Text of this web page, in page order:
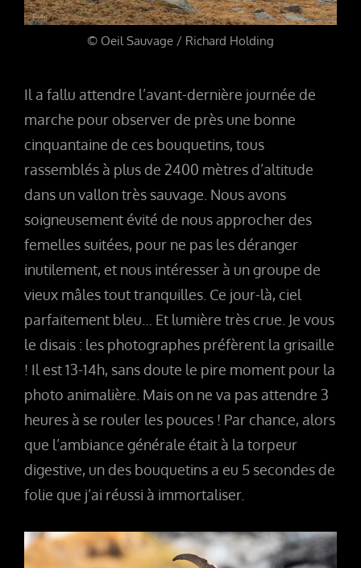
© Oeil Sauvage / Richard Holding
Il a fallu attendre l’avant-dernière journée de
marche pour observer de près une bonne
cinquantaine de ces bouquetins, tous
rassemblés à plus de 2400 mètres d’altitude
dans un vallon très sauvage. Nous avons
soigneusement évité de nous approcher des
femelles suitées, pour ne pas les déranger
inutilement, et nous intéresser à un groupe de
vieux mâles tout tranquilles. Ce jour-là, ciel
parfaitement bleu… Et lumière très crue. Je vous
le disais : les photographes préfèrent la grisaille
! Il est 13-14h, sans doute le pire moment pour la
photo animalière. Mais on ne va pas attendre 3
heures à se rouler les pouces ! Par chance, alors
que l’ambiance générale était à la torpeur
digestive, un des bouquetins a eu 5 secondes de
folie que j’ai réussi à immortaliser.